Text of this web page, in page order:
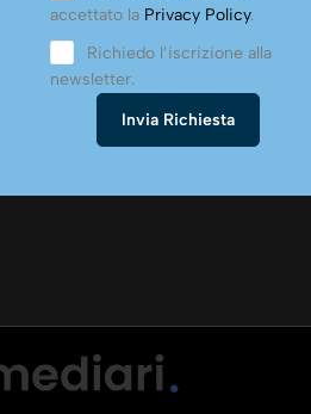
accettato la Privacy Policy.
Richiedo l’iscrizione alla
newsletter.